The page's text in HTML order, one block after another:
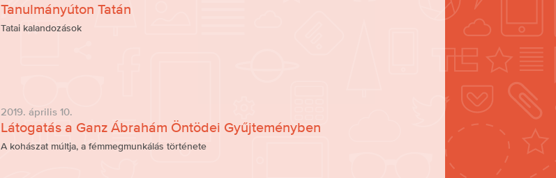
Tanulmányúton Tatán
Tatai kalandozások
2019. április 10.
Látogatás a Ganz Ábrahám Öntödei Gyűjteményben
A kohászat múltja, a fémmegmunkálás története